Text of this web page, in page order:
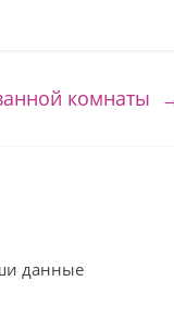
комнаты
данные